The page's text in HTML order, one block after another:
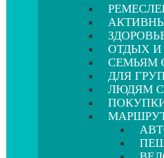
ОТДЫХ И
СЕМЬЯМ
ДЛЯ
ЛЮДЯМ